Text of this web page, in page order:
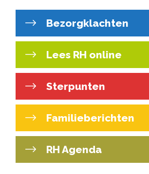
Bezorgklachten
Lees RH online
Sterpunten
Familieberichten
RH Agenda